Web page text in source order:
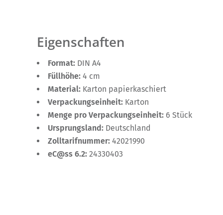
Eigenschaften
Format: DIN A4
Füllhöhe: 4 cm
Material: Karton papierkaschiert
Verpackungseinheit: Karton
Menge pro Verpackungseinheit: 6 Stück
Ursprungsland: Deutschland
Zolltarifnummer: 42021990
eC@ss 6.2: 24330403